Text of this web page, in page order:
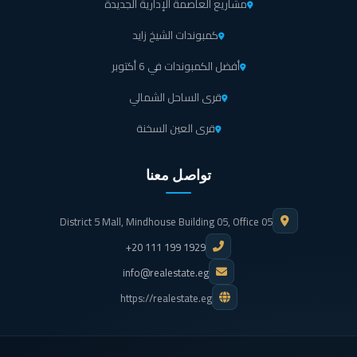
يضم Cityzen Alqamzi تنوعاً كبيراً في الحدائق التي تم
ومسارات متوسطية مليئة بأشجار الزيتون.
من الأنشطة مع تخصيص حدائق لليوغا، وبرك مائية تعكس
صفاء السماء، بالإضافة إلى بيوت الشجر التي تضفي لمسة من
الخيال والهدوء.
يوجد في كمبوند سيتيزن مسارات مخصصة للمشي وركوب
الدراجات متداخلة مع اللاندسكيب وحدائق الأزهار الزاهية
للاستمتاع بمناظر خلابة عند الحركة.
مشاريع العاصمة الإدارية الجديدة
كمبوندات الشيخ زايد
أفضل الكمبوندات في 6 أكتوبر
قرى الساحل الشمالي
قرى العين السخنة
تواصل معنا
District 5 Mall, Mindhouse Building 05, Office 05
+20 111 199 1929
info@realestate.eg
https://realestate.eg